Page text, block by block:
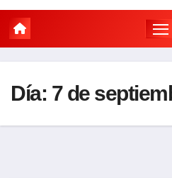
Día: 7 de